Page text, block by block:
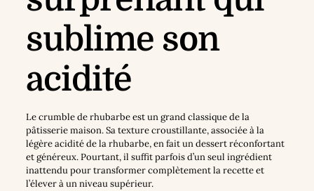
sublime son
acidité
Le crumble de rhubarbe est un grand classique de la
pâtisserie maison. Sa texture croustillante, associée à la
légère acidité de la rhubarbe, en fait un dessert réconfortant
et généreux. Pourtant, il suffit parfois d’un seul ingrédient
inattendu pour transformer complètement la recette et
l’élever à un niveau supérieur.